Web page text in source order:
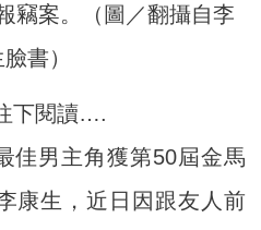
竊案。（圖／翻攝自李
書）
下閱讀….
佳男主角獲第50屆金馬
康生，近日因跟友人前